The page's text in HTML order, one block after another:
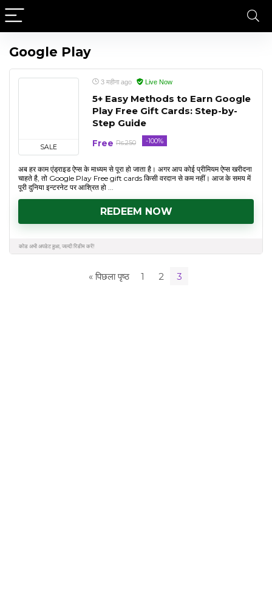
Google Play
SALE
3 महीना ago Live Now
5+ Easy Methods to Earn Google
Play Free Gift Cards: Step-by-
Step Guide
Free Rs.250 -100%
अब हर काम एंड्राइड ऐप्स के माध्यम से पूरा हो जाता है। अगर आप कोई प्रीमियम ऐप्स खरीदना
चाहते है, तो Google Play Free gift cards किसी वरदान से कम नहीं। आज के समय में
पूरी दुनिया इन्टरनेट पर आश्रित हो ...
REDEEM NOW
कोड अभी अपडेट हुआ, जल्दी रिडीम करें!
« पिछला पृष्ठ 1 2 3